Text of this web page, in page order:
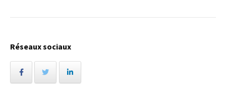
Réseaux sociaux